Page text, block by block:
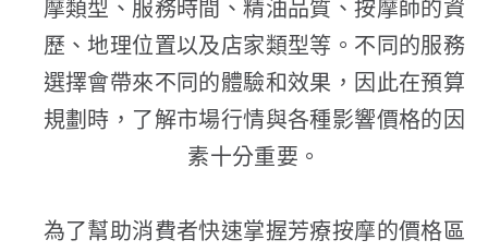
摩類型、服務時間、精油品質、按摩師的資
歷、地理位置以及店家類型等。不同的服務
選擇會帶來不同的體驗和效果，因此在預算
規劃時，了解市場行情與各種影響價格的因
素十分重要。
為了幫助消費者快速掌握芳療按摩的價格區